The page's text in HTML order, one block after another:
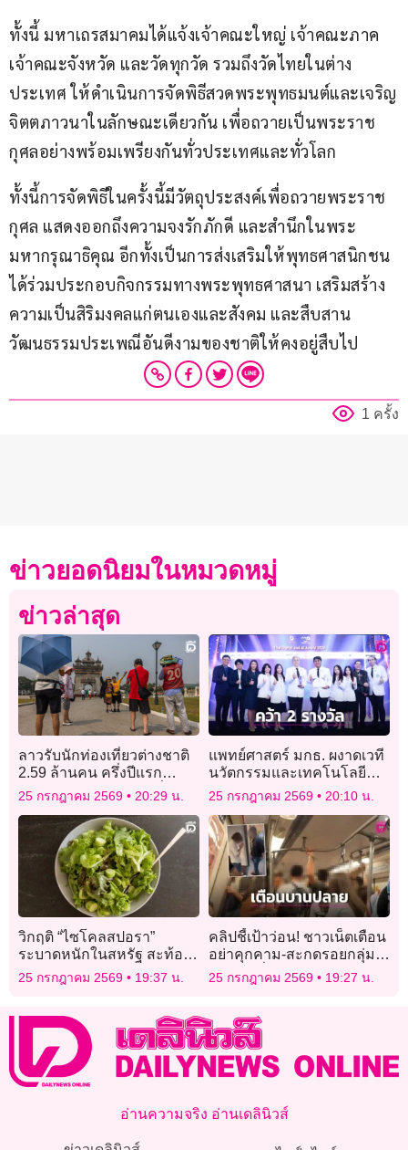
ทั้งนี้ มหาเถรสมาคมได้แจ้งเจ้าคณะใหญ่ เจ้าคณะภาค
เจ้าคณะจังหวัด และวัดทุกวัด รวมถึงวัดไทยในต่าง
ประเทศ ให้ดำเนินการจัดพิธีสวดพระพุทธมนต์และเจริญ
จิตตภาวนาในลักษณะเดียวกัน เพื่อถวายเป็นพระราช
กุศลอย่างพร้อมเพรียงกันทั่วประเทศและทั่วโลก
ทั้งนี้การจัดพิธีในครั้งนี้มีวัตถุประสงค์เพื่อถวายพระราช
กุศล แสดงออกถึงความจงรักภักดี และสำนึกในพระ
มหากรุณาธิคุณ อีกทั้งเป็นการส่งเสริมให้พุทธศาสนิกชน
ได้ร่วมประกอบกิจกรรมทางพระพุทธศาสนา เสริมสร้าง
ความเป็นสิริมงคลแก่ตนเองและสังคม และสืบสาน
วัฒนธรรมประเพณีอันดีงามของชาติให้คงอยู่สืบไป
1 ครั้ง
ข่าวยอดนิยมในหมวดหมู่
ข่าวล่าสุด
ลาวรับนักท่องเที่ยวต่างชาติ
2.59 ล้านคน ครึ่งปีแรก
“ไทย” ยังครองอันดับหนึ่ง
25 กรกฎาคม 2569 20:29 น.
แพทย์ศาสตร์ มกธ. ผงาดเวที
นวัตกรรมและเทคโนโลยี
คว้า 2 รางวัลซ้อน ชู AI
ปฏิวัติการศึกษาแพทย์และ
สุขภาพยุคใหม่
25 กรกฎาคม 2569 20:10 น.
วิกฤติ “ไซโคลสปอรา”
ระบาดหนักในสหรัฐ สะท้อน
ช่องโหว่ความปลอดภัย
อาหาร
25 กรกฎาคม 2569 19:37 น.
คลิปชี้เป้าว่อน! ชาวเน็ตเตือน
อย่าคุกคาม-สะกดรอยกลุ่ม
อิตาลี หวั่นขัดแย้ง-บานปลาย
25 กรกฎาคม 2569 19:27 น.
อ่านความจริง อ่านเดลินิวส์